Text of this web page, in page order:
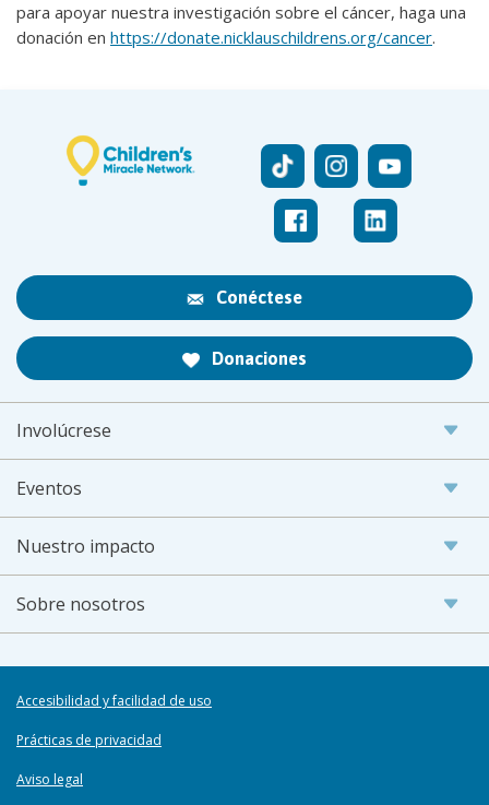
para apoyar nuestra investigación sobre el cáncer, haga una
donación en https://donate.nicklauschildrens.org/cancer.
Conéctese
Donaciones
Involúcrese
Eventos
Nuestro impacto
Sobre nosotros
Accesibilidad y facilidad de uso
Prácticas de privacidad
Aviso legal